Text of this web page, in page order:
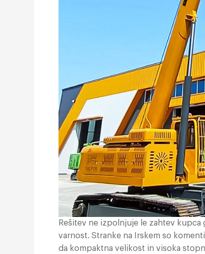
Rešitev ne izpolnjuje le zahtev
varnost. Stranke na Irskem so
da kompaktna velikost in visoka